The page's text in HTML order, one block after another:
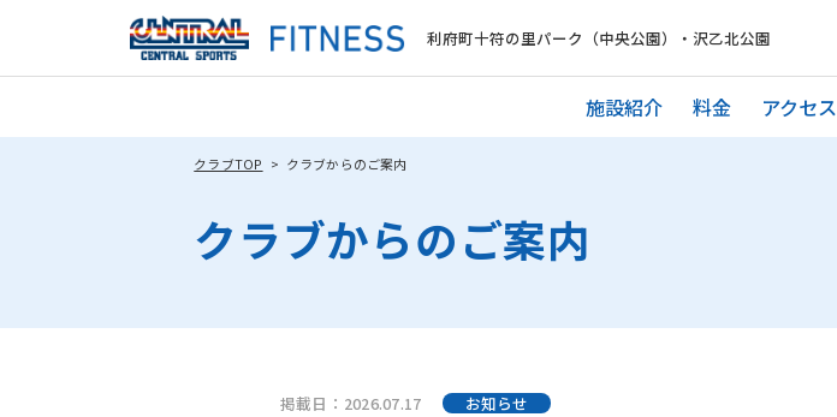
利府町十符の里パーク（中央公園）・沢乙北公園
施設紹介 料金 アクセス
クラブTOP クラブからのご案内
クラブからのご案内
掲載日：2026.07.17 お知らせ